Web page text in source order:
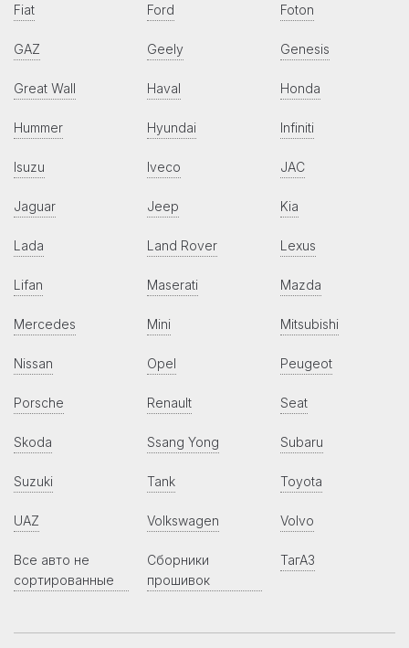
Fiat Ford Foton
GAZ Geely Genesis
Great Wall Haval Honda
Hummer Hyundai Infiniti
Isuzu Iveco JAC
Jaguar Jeep Kia
Lada Land Rover Lexus
Lifan Maserati Mazda
Mercedes Mini Mitsubishi
Nissan Opel Peugeot
Porsche Renault Seat
Skoda Ssang Yong Subaru
Suzuki Tank Toyota
UAZ Volkswagen Volvo
Все авто не
сортированные
Сборники
прошивок
ТагАЗ